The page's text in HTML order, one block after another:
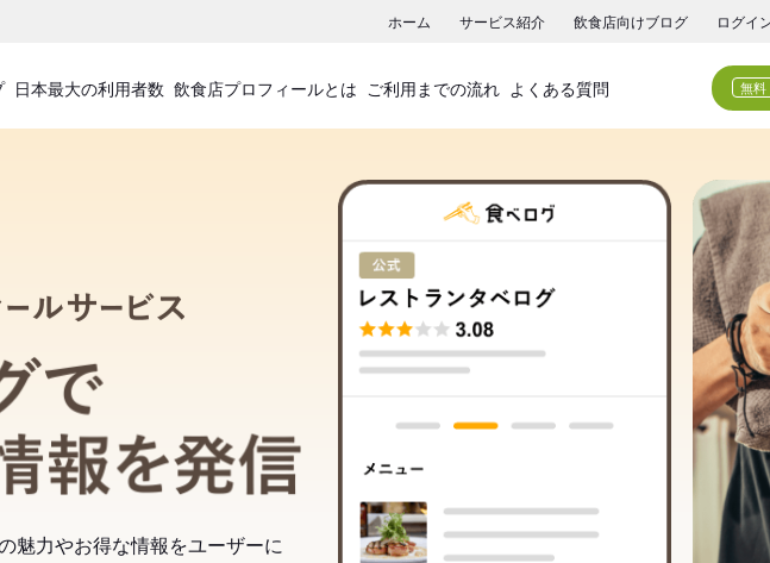
ホーム サービス紹介 飲食店向けブログ ログイ
日本最大の利用者数 飲食店プロフィールとは ご利用までの流れ よくある質問 無料
飲食店プロフィールサービス
食べログでお店の情報を発信
魅力やお得な情報をユーザーに